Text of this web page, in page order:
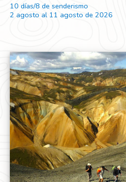
10 días/8 de senderismo
2 agosto al 11 agosto de 2026